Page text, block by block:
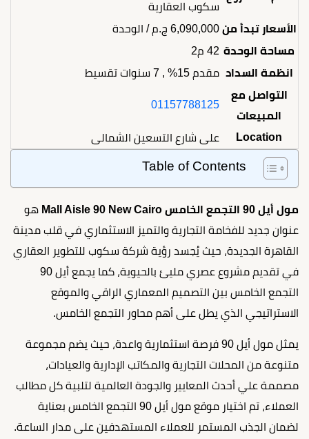
سكوب العقارية
الأسعار تبدأ من 6,090,000 ج.م / الوحدة
مساحة الوحدة 42 م2
انظمة السداد مقدم 15% , 7 سنوات تقسيط
التواصل مع
المبيعات
01157788125
Location على شارع التسعين الشمالى
Table of Contents
مول أيل 90 التجمع الخامس Mall Aisle 90 New Cairo
هو
عنوان جديد للفخامة التجارية والتميز الاستثماري في قلب مدينة
القاهرة الجديدة، حيث يُجسد رؤية شركة سكوب للتطوير العقاري
في تقديم مشروع عصري مليئ بالحيوية، كما يجمع أيل 90
التجمع الخامس بين التصميم المعماري الراقي والموقع
الاستراتيجي الذي يطل على أهم محاور التجمع الخامس.
يمثل مول أيل 90 فرصة استثمارية واعدة، حيث يضم مجموعة
متنوعة من المحلات التجارية والمكاتب الإدارية والعيادات،
مصممة علي أحدث المعايير والجودة العالمية لتلبية كل مطالب
العملاء، تم اختيار موقع مول أيل 90 التجمع الخامس بعناية
لضمان الجذب المستمر للعملاء المستهدفين على مدار الساعة.